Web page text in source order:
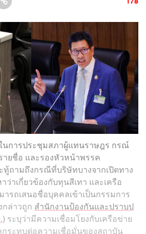
นการประชุมสภาผู้แทนราษฎร กรณ์
ยชื่อ และรองหัวหน้าพรรค
ทู้ถามถึงกรณีที่บริษัทบางจากเปิดทาง
าเกี่ยวข้องกับทุนสีเทา และเครือ
ารถเสนอชื่อบุคคลเข้าเป็นกรรมการ
ล่าวถูก สำนักงานป้องกันและปราบป
ระบุว่ามีความเชื่อมโยงกับเครือข่าย
ระทบต่อความเชื่อมั่นของสถาบัน